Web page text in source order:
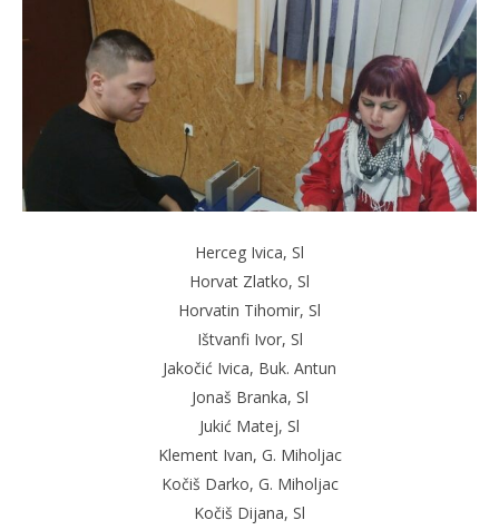
Herceg Ivica, Sl
Horvat Zlatko, Sl
Horvatin Tihomir, Sl
Ištvanfi Ivor, Sl
Jakočić Ivica, Buk. Antun
Jonaš Branka, Sl
Jukić Matej, Sl
Klement Ivan, G. Miholjac
Kočiš Darko, G. Miholjac
Kočiš Dijana, Sl